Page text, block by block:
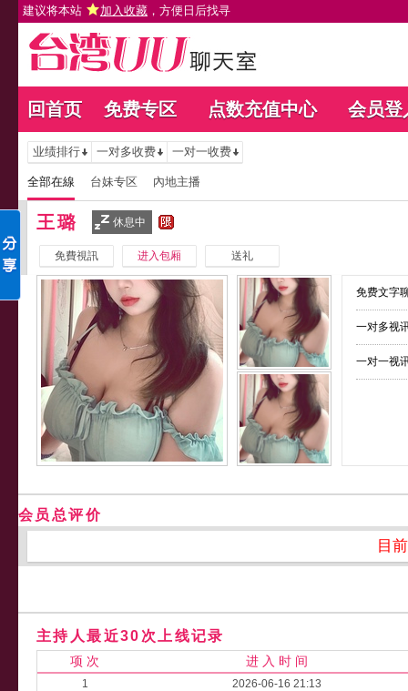
建议将本站 加入收藏 ，方便日后找寻
回首页 免费专区 点数充值中心 会员登
业绩排行 一对多收费 一对一收费
全部在線 台妹专区 內地主播
王璐 休息中
免費視訊 进入包厢 送礼
免费文字
一对多视
一对一视
会员总评价
目
主持人最近30次上线记录
项 次 进 入 时 间
1
2026-06-16 21:13